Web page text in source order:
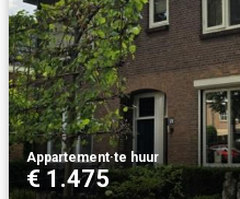
Appartement·te huur
€ 1.475